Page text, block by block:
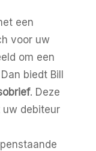
een
voor uw
om een
biedt Bill
. Deze
debiteur